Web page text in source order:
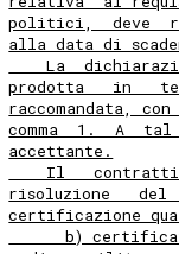
politici,  deve
alla data di
La
prodotta   in
raccomandata,
comma  1.  A
accettante.
Il
risoluzione
certificazione
b)